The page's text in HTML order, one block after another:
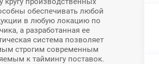
обеспечивать любой
в любую локацию по
а разработанная ее
система позволяет
строгим современным
к таймингу поставок.